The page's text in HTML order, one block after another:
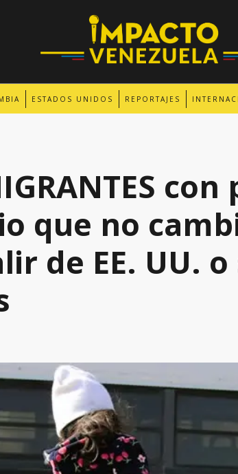
ESTADOS UNIDOS REPORTAJES
que no
de EE. UU.